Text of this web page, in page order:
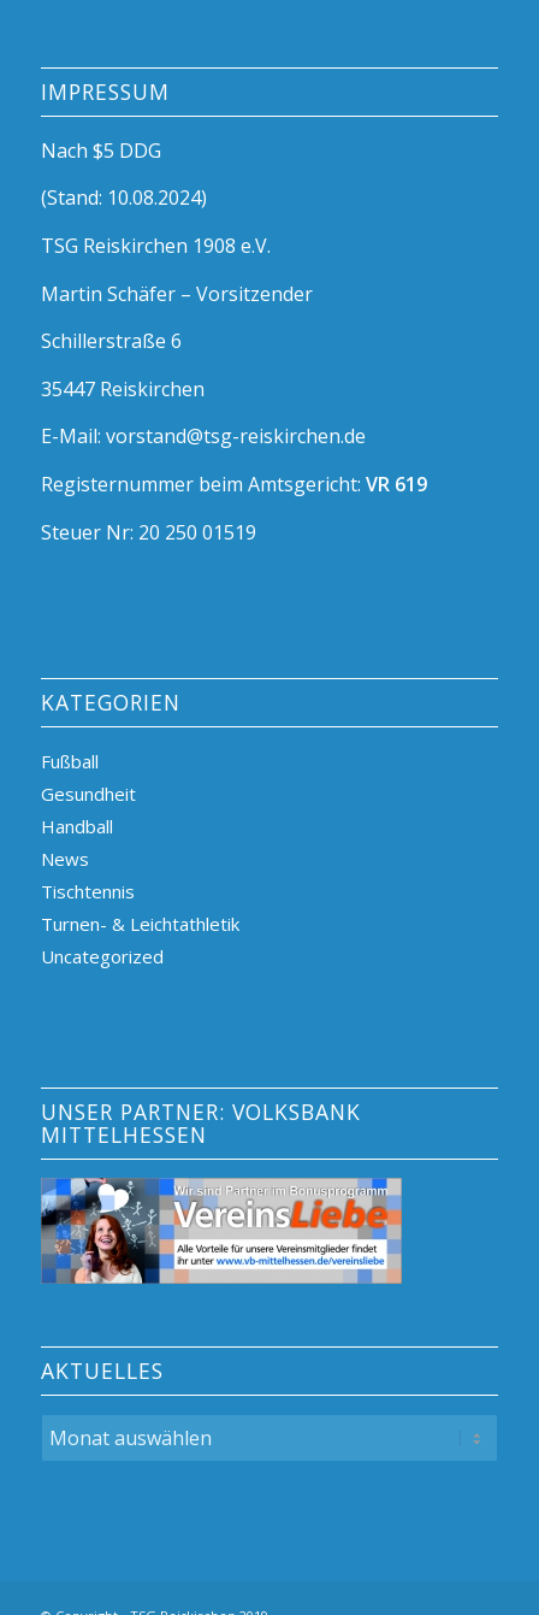
IMPRESSUM
Nach $5 DDG
(Stand: 10.08.2024)
TSG Reiskirchen 1908 e.V.
Martin Schäfer – Vorsitzender
Schillerstraße 6
35447 Reiskirchen
E-Mail: vorstand@tsg-reiskirchen.de
Registernummer beim Amtsgericht: VR 619
Steuer Nr: 20 250 01519
KATEGORIEN
Fußball
Gesundheit
Handball
News
Tischtennis
Turnen- & Leichtathletik
Uncategorized
UNSER PARTNER: VOLKSBANK
MITTELHESSEN
AKTUELLES